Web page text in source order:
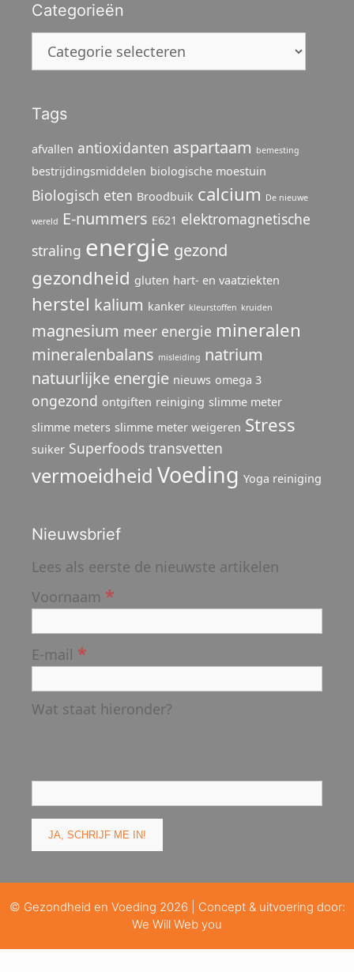
Categorieën
Categorieën
Tags
afvallen antioxidanten aspartaam bemesting
bestrijdingsmiddelen biologische moestuin
Biologisch eten Broodbuik calcium De nieuwe
wereld E-nummers E621 elektromagnetische
straling energie gezond
gezondheid gluten hart- en vaatziekten
herstel kalium kanker kleurstoffen kruiden
magnesium meer energie mineralen
mineralenbalans misleiding natrium
natuurlijke energie nieuws omega 3
ongezond ontgiften reiniging slimme meter
slimme meters slimme meter weigeren Stress
suiker Superfoods transvetten
vermoeidheid Voeding Yoga reiniging
Nieuwsbrief
Lees als eerste de nieuwste artikelen
Voornaam *
E-mail *
Wat staat hieronder?
© Gezondheid en Voeding 2026 | Concept & uitvoering door:
We Will Web you